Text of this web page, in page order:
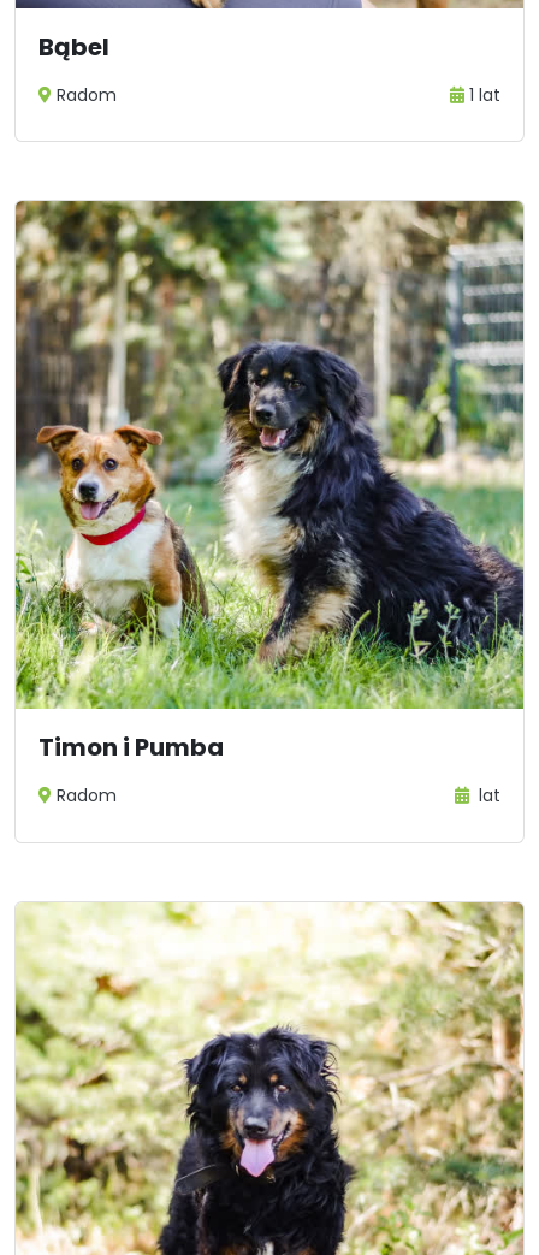
Bąbel
Radom 1 lat
Timon i Pumba
Radom lat